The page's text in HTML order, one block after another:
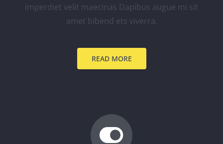
imperdiet velit maecinas Dapibus augue mi sit
amet bibend ets viverra.
READ MORE